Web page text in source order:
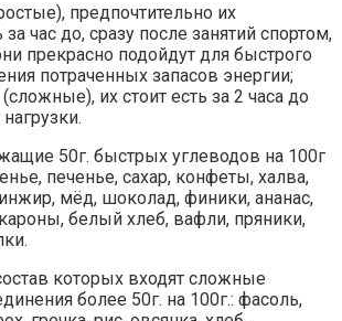
предпочтительно их
за час до, сразу после занятий спортом,
прекрасно подойдут для быстрого
потраченных запасов энергии;
их стоит есть за 2 часа до
50г. быстрых углеводов на 100г
печенье, сахар, конфеты, халва,
мёд, шоколад, финики, ананас,
белый хлеб, вафли, пряники,
которых входят сложные
более 50г. на 100г.: фасоль,